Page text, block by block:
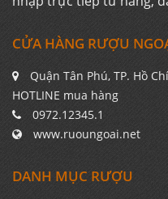
CỬA HÀNG RƯỢU
Quận Tân Phú, TP. Hồ
HOTLINE mua hàng
0972.12345.1
www.ruoungoai.net
DANH MỤC RƯỢU